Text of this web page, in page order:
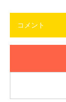
コメント